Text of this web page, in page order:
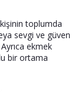
toplumda
sevgi ve güven
ekmek
bir ortama